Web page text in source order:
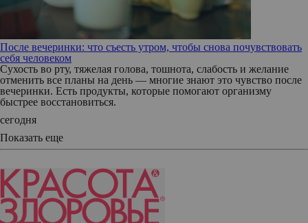
После вечеринки: что съесть утром, чтобы снова почувствовать
себя человеком
Сухость во рту, тяжелая голова, тошнота, слабость и желание
отменить все планы на день — многие знают это чувство после
вечеринки. Есть продукты, которые помогают организму
быстрее восстановиться.
сегодня
Показать еще